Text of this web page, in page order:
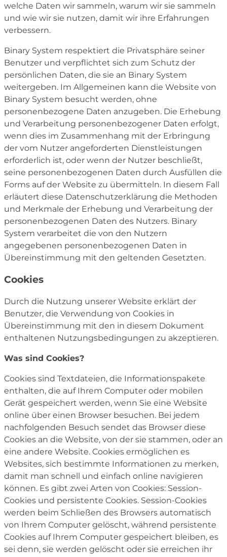
welche Daten wir sammeln, warum wir sie sammeln
und wie wir sie nutzen, damit wir ihre Erfahrungen
verbessern.
Binary System respektiert die Privatsphäre seiner
Benutzer und verpflichtet sich zum Schutz der
persönlichen Daten, die sie an Binary System
weitergeben. Im Allgemeinen kann die Website von
Binary System besucht werden, ohne
personenbezogene Daten anzugeben. Die Erhebung
und Verarbeitung personenbezogener Daten erfolgt,
wenn dies im Zusammenhang mit der Erbringung
der vom Nutzer angeforderten Dienstleistungen
erforderlich ist, oder wenn der Nutzer beschließt,
seine personenbezogenen Daten durch Ausfüllen die
Forms auf der Website zu übermitteln. In diesem Fall
erläutert diese Datenschutzerklärung die Methoden
und Merkmale der Erhebung und Verarbeitung der
personenbezogenen Daten des Nutzers. Binary
System verarbeitet die von den Nutzern
angegebenen personenbezogenen Daten in
Übereinstimmung mit den geltenden Gesetzten.
Cookies
Durch die Nutzung unserer Website erklärt der
Benutzer, die Verwendung von Cookies in
Übereinstimmung mit den in diesem Dokument
enthaltenen Nutzungsbedingungen zu akzeptieren.
Was sind Cookies?
Cookies sind Textdateien, die Informationspakete
enthalten, die auf Ihrem Computer oder mobilen
Gerät gespeichert werden, wenn Sie eine Website
online über einen Browser besuchen. Bei jedem
nachfolgenden Besuch sendet das Browser diese
Cookies an die Website, von der sie stammen, oder an
eine andere Website. Cookies ermöglichen es
Websites, sich bestimmte Informationen zu merken,
damit man schnell und einfach online navigieren
können. Es gibt zwei Arten von Cookies: Session-
Cookies und persistente Cookies. Session-Cookies
werden beim Schließen des Browsers automatisch
von Ihrem Computer gelöscht, während persistente
Cookies auf Ihrem Computer gespeichert bleiben, es
sei denn, sie werden gelöscht oder sie erreichen ihr